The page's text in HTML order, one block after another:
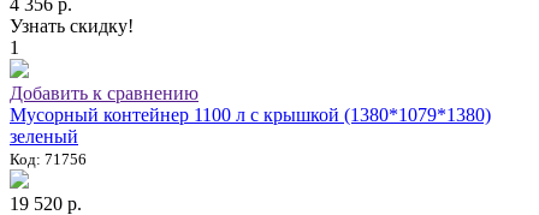
4 356 р.
Узнать скидку!
1
Добавить к сравнению
Мусорный контейнер 1100 л с крышкой (1380*1079*1380)
зеленый
Код: 71756
19 520 р.